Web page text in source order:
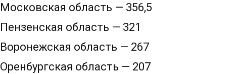
Московская область — 356,5
Пензенская область — 321
Воронежская область — 267
Оренбургская область — 207